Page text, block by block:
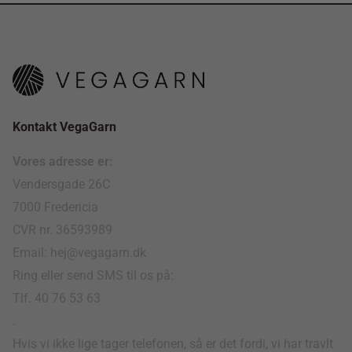
Kontakt VegaGarn
Vores adresse er:
Vendersgade 26C
7000 Fredericia
CVR nr. 36593989
Email: hej@vegagarn.dk
Ring eller send SMS til os på:
Tlf. 40 76 53 63
Hvis vi ikke lige tager telefonen, så er det fordi, vi har travlt